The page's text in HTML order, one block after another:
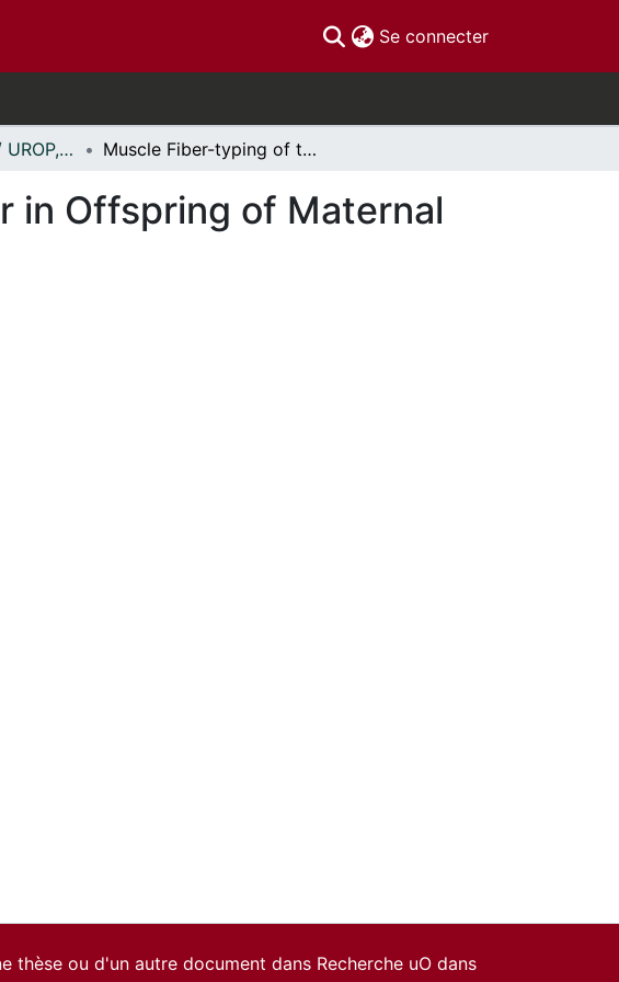
Se connecter(current)
PIRPC, 2015-16 // UROP, 2015-16 Muscle Fiber-typing of the tibialis anterior in Offspring of Maternal Overnutrition Mice
in Offspring of Maternal
thèse ou d'un autre document dans Recherche uO dans